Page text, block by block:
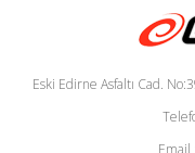
Eski Edirne Asfaltı Cad.